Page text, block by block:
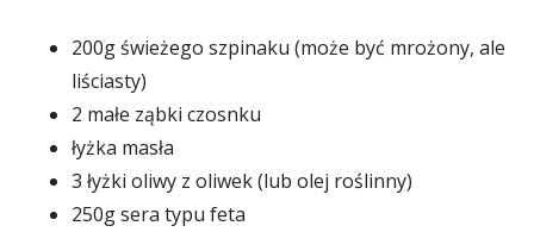
200g świeżego szpinaku (może być mrożony, ale
liściasty)
2 małe ząbki czosnku
łyżka masła
3 łyżki oliwy z oliwek (lub olej roślinny)
250g sera typu feta